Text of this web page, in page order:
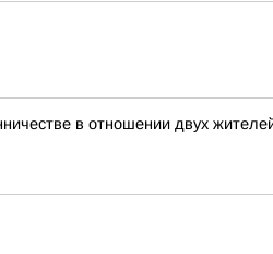
в отношении двух